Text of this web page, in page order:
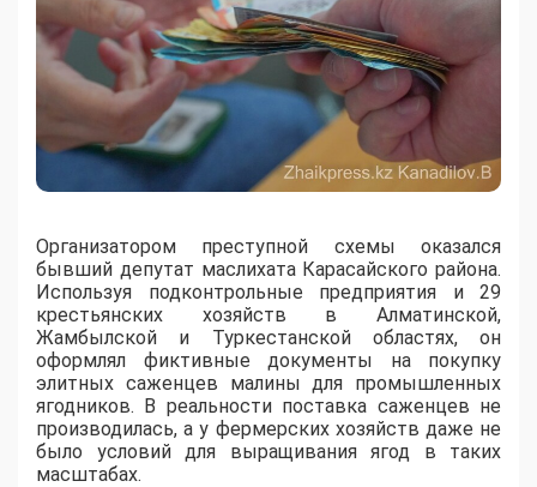
Организатором преступной схемы оказался
бывший депутат маслихата Карасайского района.
Используя подконтрольные предприятия и 29
крестьянских хозяйств в Алматинской,
Жамбылской и Туркестанской областях, он
оформлял фиктивные документы на покупку
элитных саженцев малины для промышленных
ягодников. В реальности поставка саженцев не
производилась, а у фермерских хозяйств даже не
было условий для выращивания ягод в таких
масштабах.